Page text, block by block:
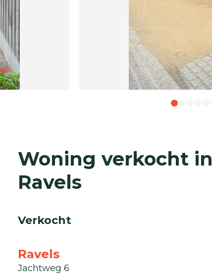
Woning verkocht in
Ravels
Verkocht
Ravels
Jachtweg 6